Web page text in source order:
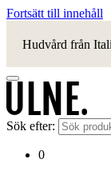
Fortsätt till innehåll
Hudvård från
Sök efter:
0